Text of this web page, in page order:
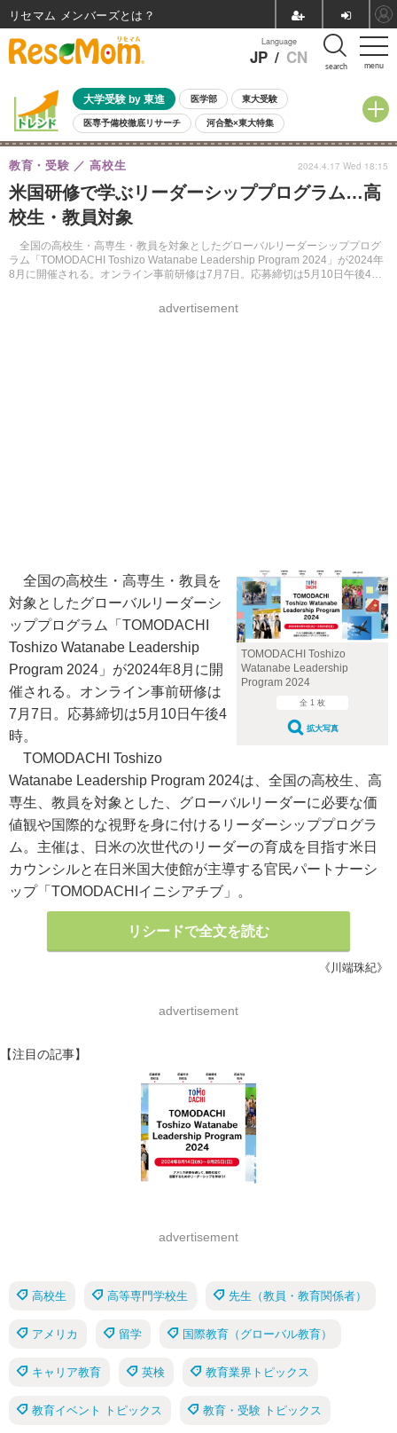
menu
Language
JP / CN search
大学受験 by 東進 医学部 東大受験
医専予備校徹底リサーチ 河合塾×東大特集
親子で考える大学選び 高校受験 中学受験 小学校受験
共通テスト 夏休み
8月開催イベント・WS 全国公立高校 過去問 人気記事
自由研究教材（小学生向け）
米国研修で学ぶリーダーシッププログラム…高
校生・教員対象
全国の高校生・高専生・教員を対象としたグローバルリーダーシッププログ
ラム「TOMODACHI Toshizo Watanabe Leadership Program 2024」が2024年
8月に開催される。オンライン事前研修は7月7日。応募締切は5月10日午後4
教育・受験 高校生
advertisement
2024.4.17 Wed 18:15
TOMODACHI Toshizo
Watanabe Leadership
Program 2024
全 1 枚
拡大写真
全国の高校生・高専生・教員を
対象としたグローバルリーダーシ
ッププログラム「TOMODACHI
Toshizo Watanabe Leadership
Program 2024」が2024年8月に開
催される。オンライン事前研修は
7月7日。応募締切は5月10日午後4
時。
TOMODACHI Toshizo
Watanabe Leadership Program 2024は、全国の高校生、高
専生、教員を対象とした、グローバルリーダーに必要な価
値観や国際的な視野を身に付けるリーダーシッププログラ
ム。主催は、日米の次世代のリーダーの育成を目指す米日
カウンシルと在日米国大使館が主導する官民パートナーシ
ップ「TOMODACHIイニシアチブ」。
リシードで全文を読む
《川端珠紀》
advertisement
【注目の記事】
advertisement
高校生 高等専門学校生 先生（教員・教育関係者）
アメリカ 留学 国際教育（グローバル教育）
キャリア教育 英検 教育業界トピックス
教育イベント トピックス 教育・受験 トピックス
リセマム メンバーズ